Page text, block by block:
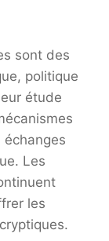
sont des
politique
étude
échanges
Les
les